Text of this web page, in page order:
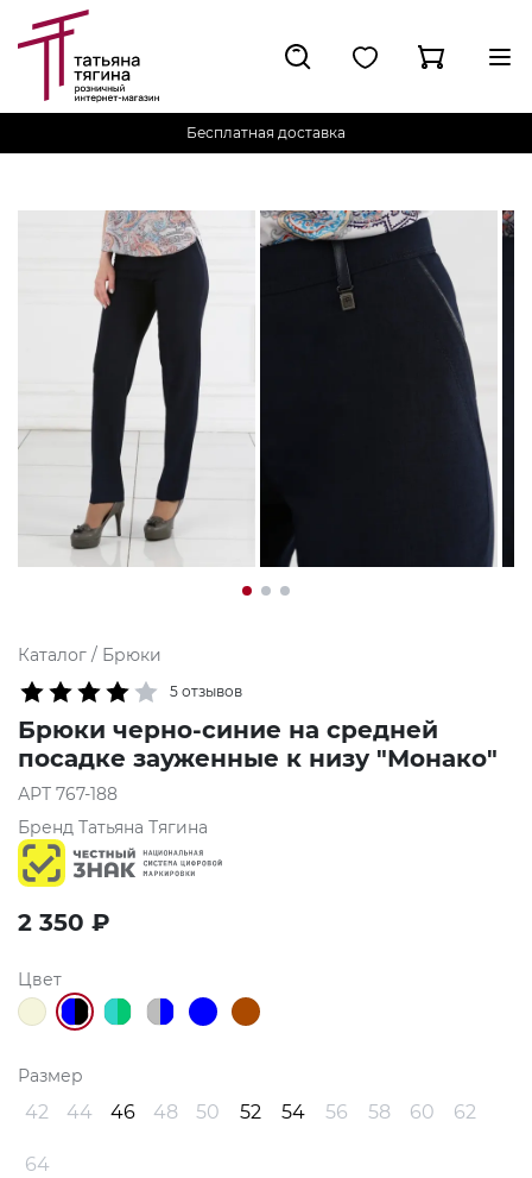
Бесплатная доставка
Каталог / Брюки
5 отзывов
Брюки черно-синие на средней
посадке зауженные к низу "Монако"
АРТ 767-188
Бренд Татьяна Тягина
2 350 ₽
Цвет
Размер
42 44 46 48 50 52 54 56 58 60 62
64